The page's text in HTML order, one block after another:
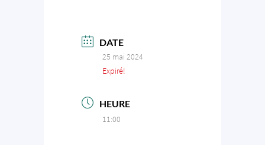
DATE
25 mai 2024
Expiré!
HEURE
11:00